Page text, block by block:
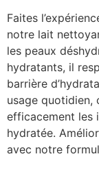
Faites
notre lait
les peaux
hydratants, il
barrière
usage quotidien,
efficacement les
hydratée.
avec notre